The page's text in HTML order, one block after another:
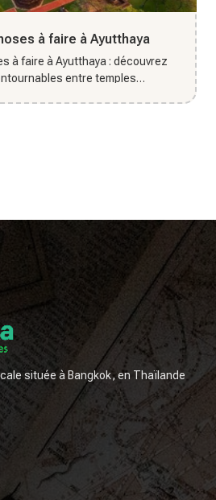
à faire à Ayutthaya
à faire à Ayutthaya : découvrez
entre temples
située à Bangkok, en Thaïlande